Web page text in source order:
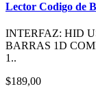
Lector Codigo de
INTERFAZ: HID
BARRAS 1D
1..
$189,00